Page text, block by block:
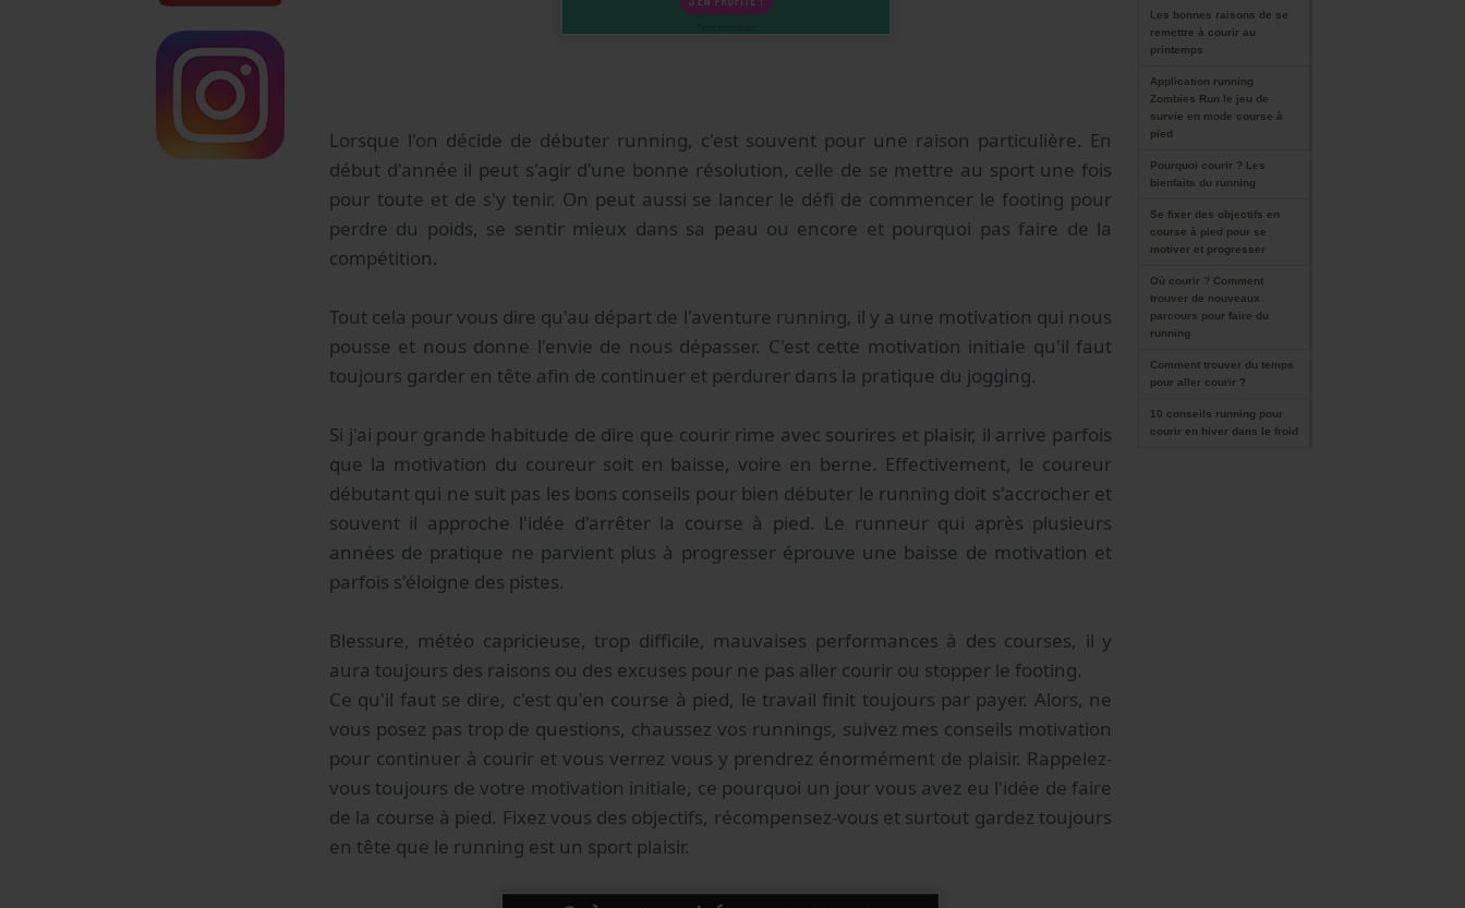
Lorsque l'on décide de débuter running, c'est souvent pour une raison particulière. En
début d'année il peut s'agir d'une bonne résolution, celle de se mettre au sport une fois
pour toute et de s'y tenir. On peut aussi se lancer le défi de commencer le footing pour
perdre du poids, se sentir mieux dans sa peau ou encore et pourquoi pas faire de la
compétition.
Tout cela pour vous dire qu'au départ de l'aventure running, il y a une motivation qui nous
pousse et nous donne l'envie de nous dépasser. C'est cette motivation initiale qu'il faut
toujours garder en tête afin de continuer et perdurer dans la pratique du jogging.
Si j'ai pour grande habitude de dire que courir rime avec sourires et plaisir, il arrive parfois
que la motivation du coureur soit en baisse, voire en berne. Effectivement, le coureur
débutant qui ne suit pas les bons conseils pour bien débuter le running doit s'accrocher et
souvent il approche l'idée d'arrêter la course à pied. Le runneur qui après plusieurs
années de pratique ne parvient plus à progresser éprouve une baisse de motivation et
parfois s'éloigne des pistes.
Blessure, météo capricieuse, trop difficile, mauvaises performances à des courses, il y
aura toujours des raisons ou des excuses pour ne pas aller courir ou stopper le footing.
Ce qu'il faut se dire, c'est qu'en course à pied, le travail finit toujours par payer. Alors, ne
vous posez pas trop de questions, chaussez vos runnings, suivez mes conseils motivation
pour continuer à courir et vous verrez vous y prendrez énormément de plaisir. Rappelez-
vous toujours de votre motivation initiale, ce pourquoi un jour vous avez eu l'idée de faire
de la course à pied. Fixez vous des objectifs, récompensez-vous et surtout gardez toujours
en tête que le running est un sport plaisir.
Les bonnes raisons de se
remettre à courir au
printemps
Application running
Zombies Run le jeu de
survie en mode course à
pied
Pourquoi courir ? Les
bienfaits du running
Se fixer des objectifs en
course à pied pour se
motiver et progresser
Où courir ? Comment
trouver de nouveaux
parcours pour faire du
running
Comment trouver du temps
pour aller courir ?
10 conseils running pour
courir en hiver dans le froid